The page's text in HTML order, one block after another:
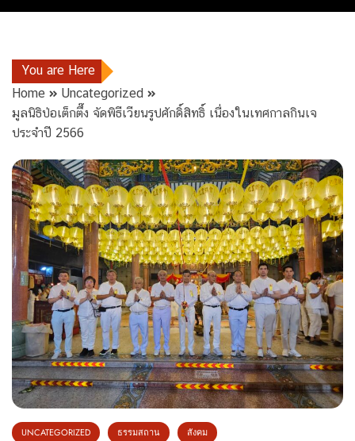
You are Here
Home
Uncategorized
มูลนิธิป่อเต็กตึ๊ง จัดพิธีเวียนรูปศักดิ์สิทธิ์ เนื่องในเทศกาลกินเจ
ประจำปี 2566
UNCATEGORIZED ธรรมสถาน สังคม